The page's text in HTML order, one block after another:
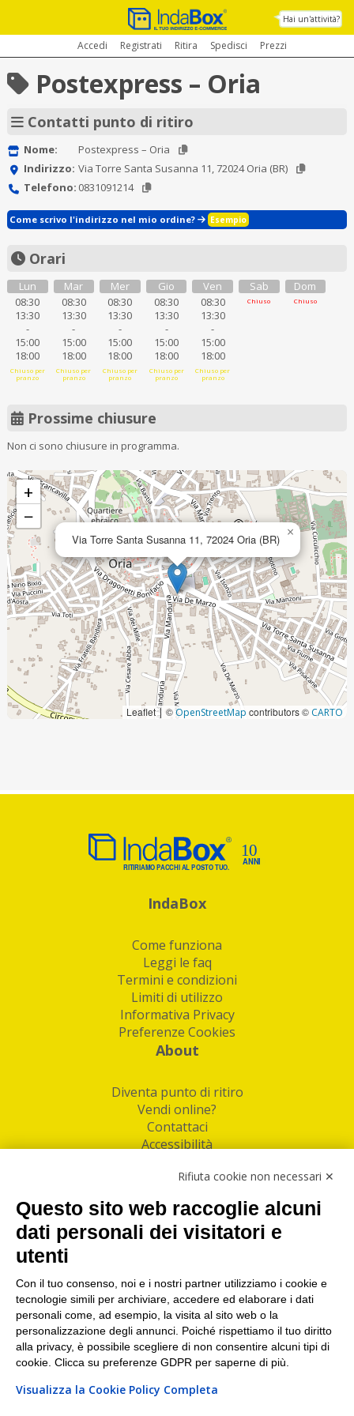
Hai un'attività?
Accedi Registrati Ritira Spedisci Prezzi
Postexpress – Oria
Contatti punto di ritiro
Nome:
Postexpress – Oria
Indirizzo: Via Torre Santa Susanna 11, 72024 Oria (BR)
Telefono: 0831091214
Come scrivo l'indirizzo nel mio ordine? Esempio
Orari
Lun
08:30
13:30
-
15:00
18:00
Chiuso per
pranzo
Mar
08:30
13:30
-
15:00
18:00
Chiuso per
pranzo
Mer
08:30
13:30
-
15:00
18:00
Chiuso per
pranzo
Gio
08:30
13:30
-
15:00
18:00
Chiuso per
pranzo
Ven
08:30
13:30
-
15:00
18:00
Chiuso per
pranzo
Sab
Chiuso
Dom
Chiuso
Prossime chiusure
Non ci sono chiusure in programma.
Via Torre Santa Susanna 11, 72024 Oria (BR) ×
+
−
Leaflet| ©OpenStreetMap contributors © CARTO
IndaBox
Come funziona
Leggi le faq
Termini e condizioni
Limiti di utilizzo
Informativa Privacy
Preferenze Cookies
About
Diventa punto di ritiro
Vendi online?
Contattaci
Accessibilità
Facebook
Linkedin
I nostri punti di ritiro e spedizione pacchi nelle
maggiori città italiane
Torino|Milano|Roma|Bologna|Firenze| Genova
Napoli|Varese
Rifiuta cookie non necessari ✕
Questo sito web raccoglie alcuni
dati personali dei visitatori e
utenti
Con il tuo consenso, noi e i nostri partner utilizziamo i cookie e
tecnologie simili per archiviare, accedere ed elaborare i dati
personali come, ad esempio, la visita al sito web o la
personalizzazione degli annunci. Poiché rispettiamo il tuo diritto
alla privacy, è possibile scegliere di non consentire alcuni tipi di
cookie. Clicca su preferenze GDPR per saperne di più.
Visualizza la Cookie Policy Completa